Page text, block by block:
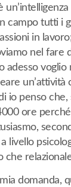
campo tutti i
in
nel fare
adesso
un’attività
io penso che,
ore
livello
che
domanda,